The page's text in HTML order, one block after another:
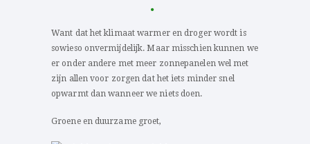
Want dat het klimaat warmer en droger wordt is
sowieso onvermijdelijk. Maar misschien kunnen we
er onder andere met meer zonnepanelen wel met
zijn allen voor zorgen dat het iets minder snel
opwarmt dan wanneer we niets doen.
Groene en duurzame groet,